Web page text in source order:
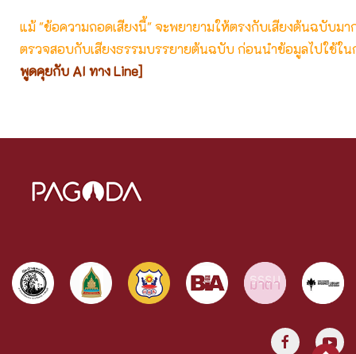
แม้ "ข้อความถอดเสียงนี้" จะพยายามให้ตรงกับเสียงต้นฉบับม
ตรวจสอบกับเสียงธรรมบรรยายต้นฉบับ ก่อนนำข้อมูลไปใช้ใน
พูดคุยกับ AI ทาง Line]